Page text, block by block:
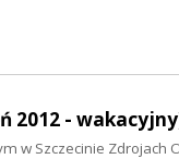
2012 -
w Szczecinie Zdrojach